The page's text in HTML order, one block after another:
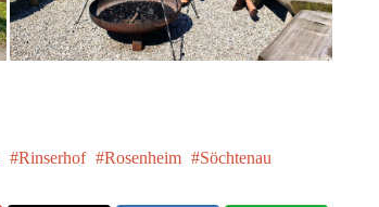
Rinserhof Rosenheim Söchtenau